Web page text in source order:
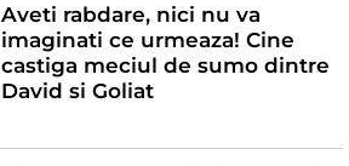
Aveti rabdare, nici nu va
imaginati ce urmeaza! Cine
castiga meciul de sumo dintre
David si Goliat